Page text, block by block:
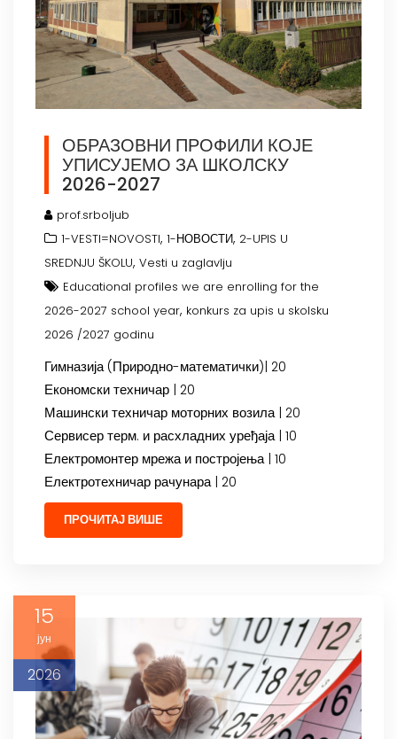
ОБРАЗОВНИ ПРОФИЛИ КОЈЕ
УПИСУЈЕМО ЗА ШКОЛСКУ
2026-2027
prof.srboljub
1-VESTI=NOVOSTI, 1-НОВОСТИ, 2-UPIS U
SREDNJU ŠKOLU, Vesti u zaglavlju
Educational profiles we are enrolling for the
2026-2027 school year, konkurs za upis u skolsku
2026 /2027 godinu
Гимназија (Природно-математички)| 20
Економски техничар | 20
Машински техничар моторних возила | 20
Сервисер терм. и расхладних уређаја | 10
Електромонтер мрежа и постројења | 10
Електротехничар рачунара | 20
ПРОЧИТАЈ ВИШЕ
15
јун
2026